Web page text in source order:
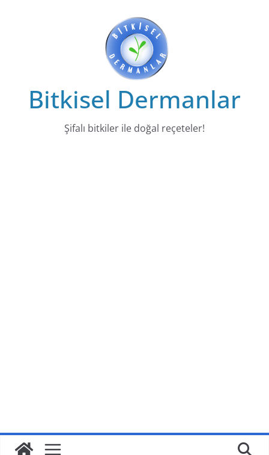
Bitkisel Dermanlar
Şifalı bitkiler ile doğal reçeteler!